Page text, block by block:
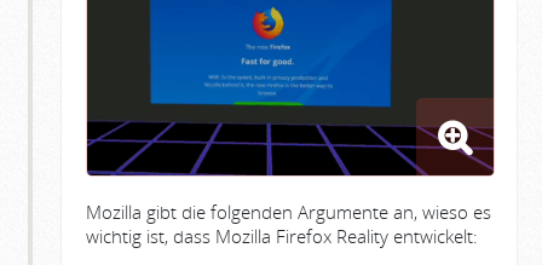
Mozilla gibt die folgenden Argumente an, wieso es
wichtig ist, dass Mozilla Firefox Reality entwickelt: